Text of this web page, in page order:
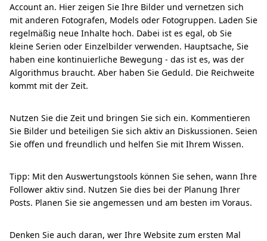
Account an. Hier zeigen Sie Ihre Bilder und vernetzen sich
mit anderen Fotografen, Models oder Fotogruppen. Laden Sie
regelmäßig neue Inhalte hoch. Dabei ist es egal, ob Sie
kleine Serien oder Einzelbilder verwenden. Hauptsache, Sie
haben eine kontinuierliche Bewegung - das ist es, was der
Algorithmus braucht. Aber haben Sie Geduld. Die Reichweite
kommt mit der Zeit.
Nutzen Sie die Zeit und bringen Sie sich ein. Kommentieren
Sie Bilder und beteiligen Sie sich aktiv an Diskussionen. Seien
Sie offen und freundlich und helfen Sie mit Ihrem Wissen.
Tipp: Mit den Auswertungstools können Sie sehen, wann Ihre
Follower aktiv sind. Nutzen Sie dies bei der Planung Ihrer
Posts. Planen Sie sie angemessen und am besten im Voraus.
Denken Sie auch daran, wer Ihre Website zum ersten Mal